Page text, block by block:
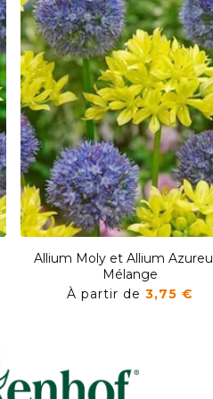
Allium Moly et Allium
Mélange
À partir de 3,75 €